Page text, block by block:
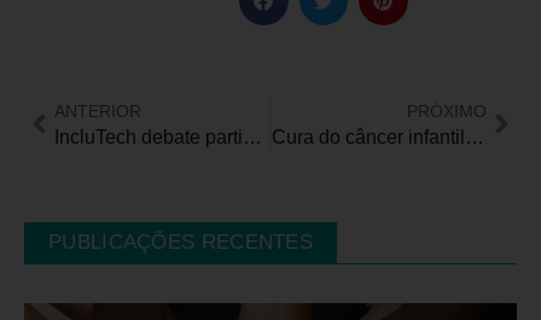
ANTERIOR
IncluTech debate participação e profissionalização das pessoas com deficiência na indústria
PRÓXIMO
Cura do câncer infantil é debatida na Embaixada Brasileira nos EUA
PUBLICAÇÕES RECENTES